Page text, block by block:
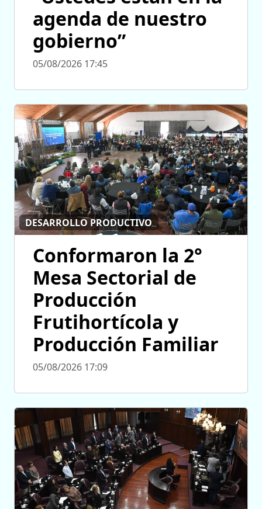
agenda de nuestro
gobierno”
05/08/2026 17:45
DESARROLLO PRODUCTIVO
Conformaron la 2°
Mesa Sectorial de
Producción
Frutihortícola y
Producción Familiar
05/08/2026 17:09